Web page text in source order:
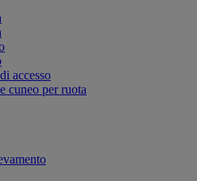
accesso
cuneo per ruota